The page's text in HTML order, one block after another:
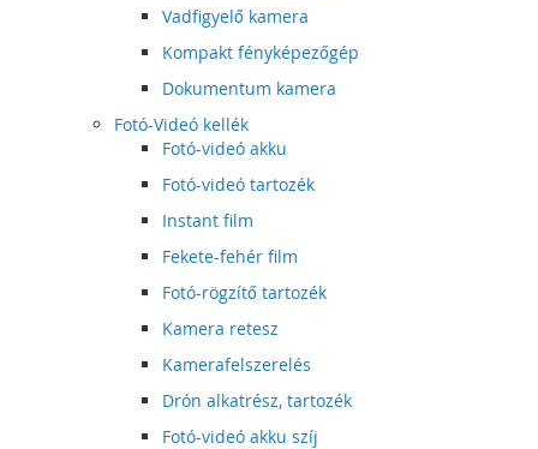
Vadfigyelő kamera
Kompakt fényképezőgép
Dokumentum kamera
Fotó-Videó kellék
Fotó-videó akku
Fotó-videó tartozék
Instant film
Fekete-fehér film
Fotó-rögzítő tartozék
Kamera retesz
Kamerafelszerelés
Drón alkatrész, tartozék
Fotó-videó akku szíj